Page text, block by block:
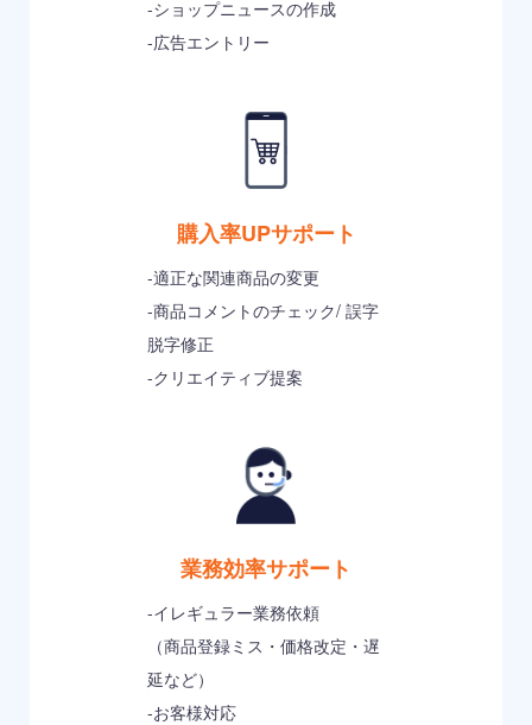
-ショップニュースの作成
-広告エントリー
購入率UPサポート
-適正な関連商品の変更
-商品コメントのチェック/ 誤字
脱字修正
-クリエイティブ提案
業務効率サポート
-イレギュラー業務依頼
（商品登録ミス・価格改定・遅
延など）
-お客様対応